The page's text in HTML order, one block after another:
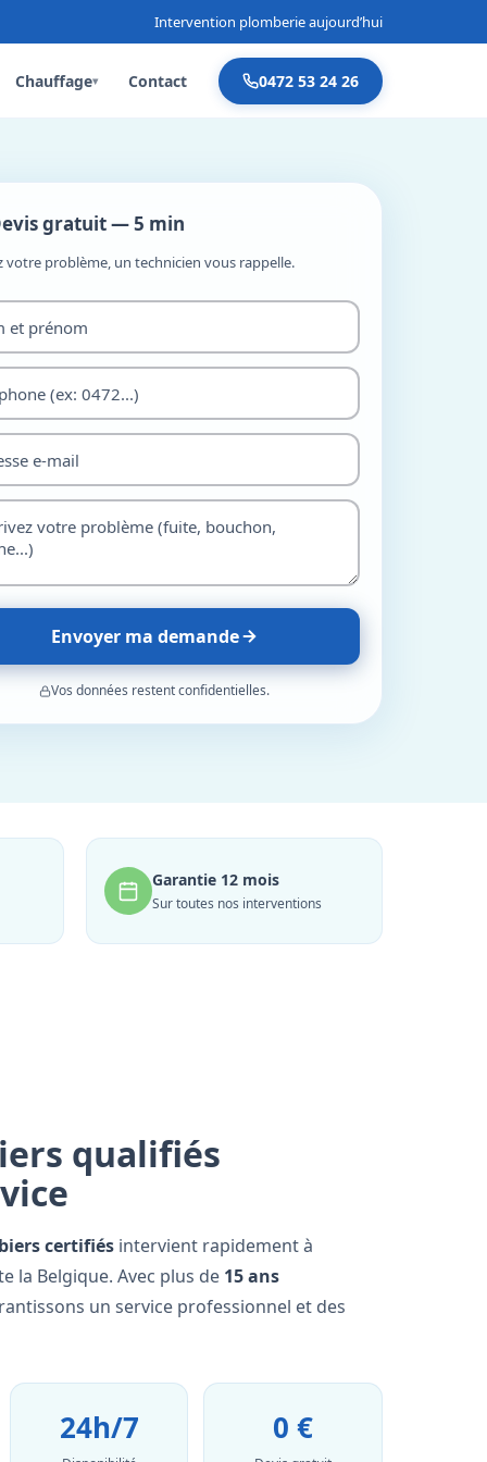
Intervention plomberie aujourd’hui
Chauffage▾ Contact 0472 53 24 26
gratuit — 5 min
votre problème, un technicien vous rappelle.
Envoyer ma demande
Vos données restent confidentielles.
Garantie 12 mois
Sur toutes nos interventions
qualifiés
certifiés intervient rapidement à
la Belgique. Avec plus de 15 ans
un service professionnel et des
24h/7 0 €